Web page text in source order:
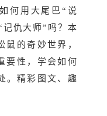
何用大尾巴“说
仇大师”吗？本
鼠的奇妙世界，
要性，学会如何
。精彩图文、趣